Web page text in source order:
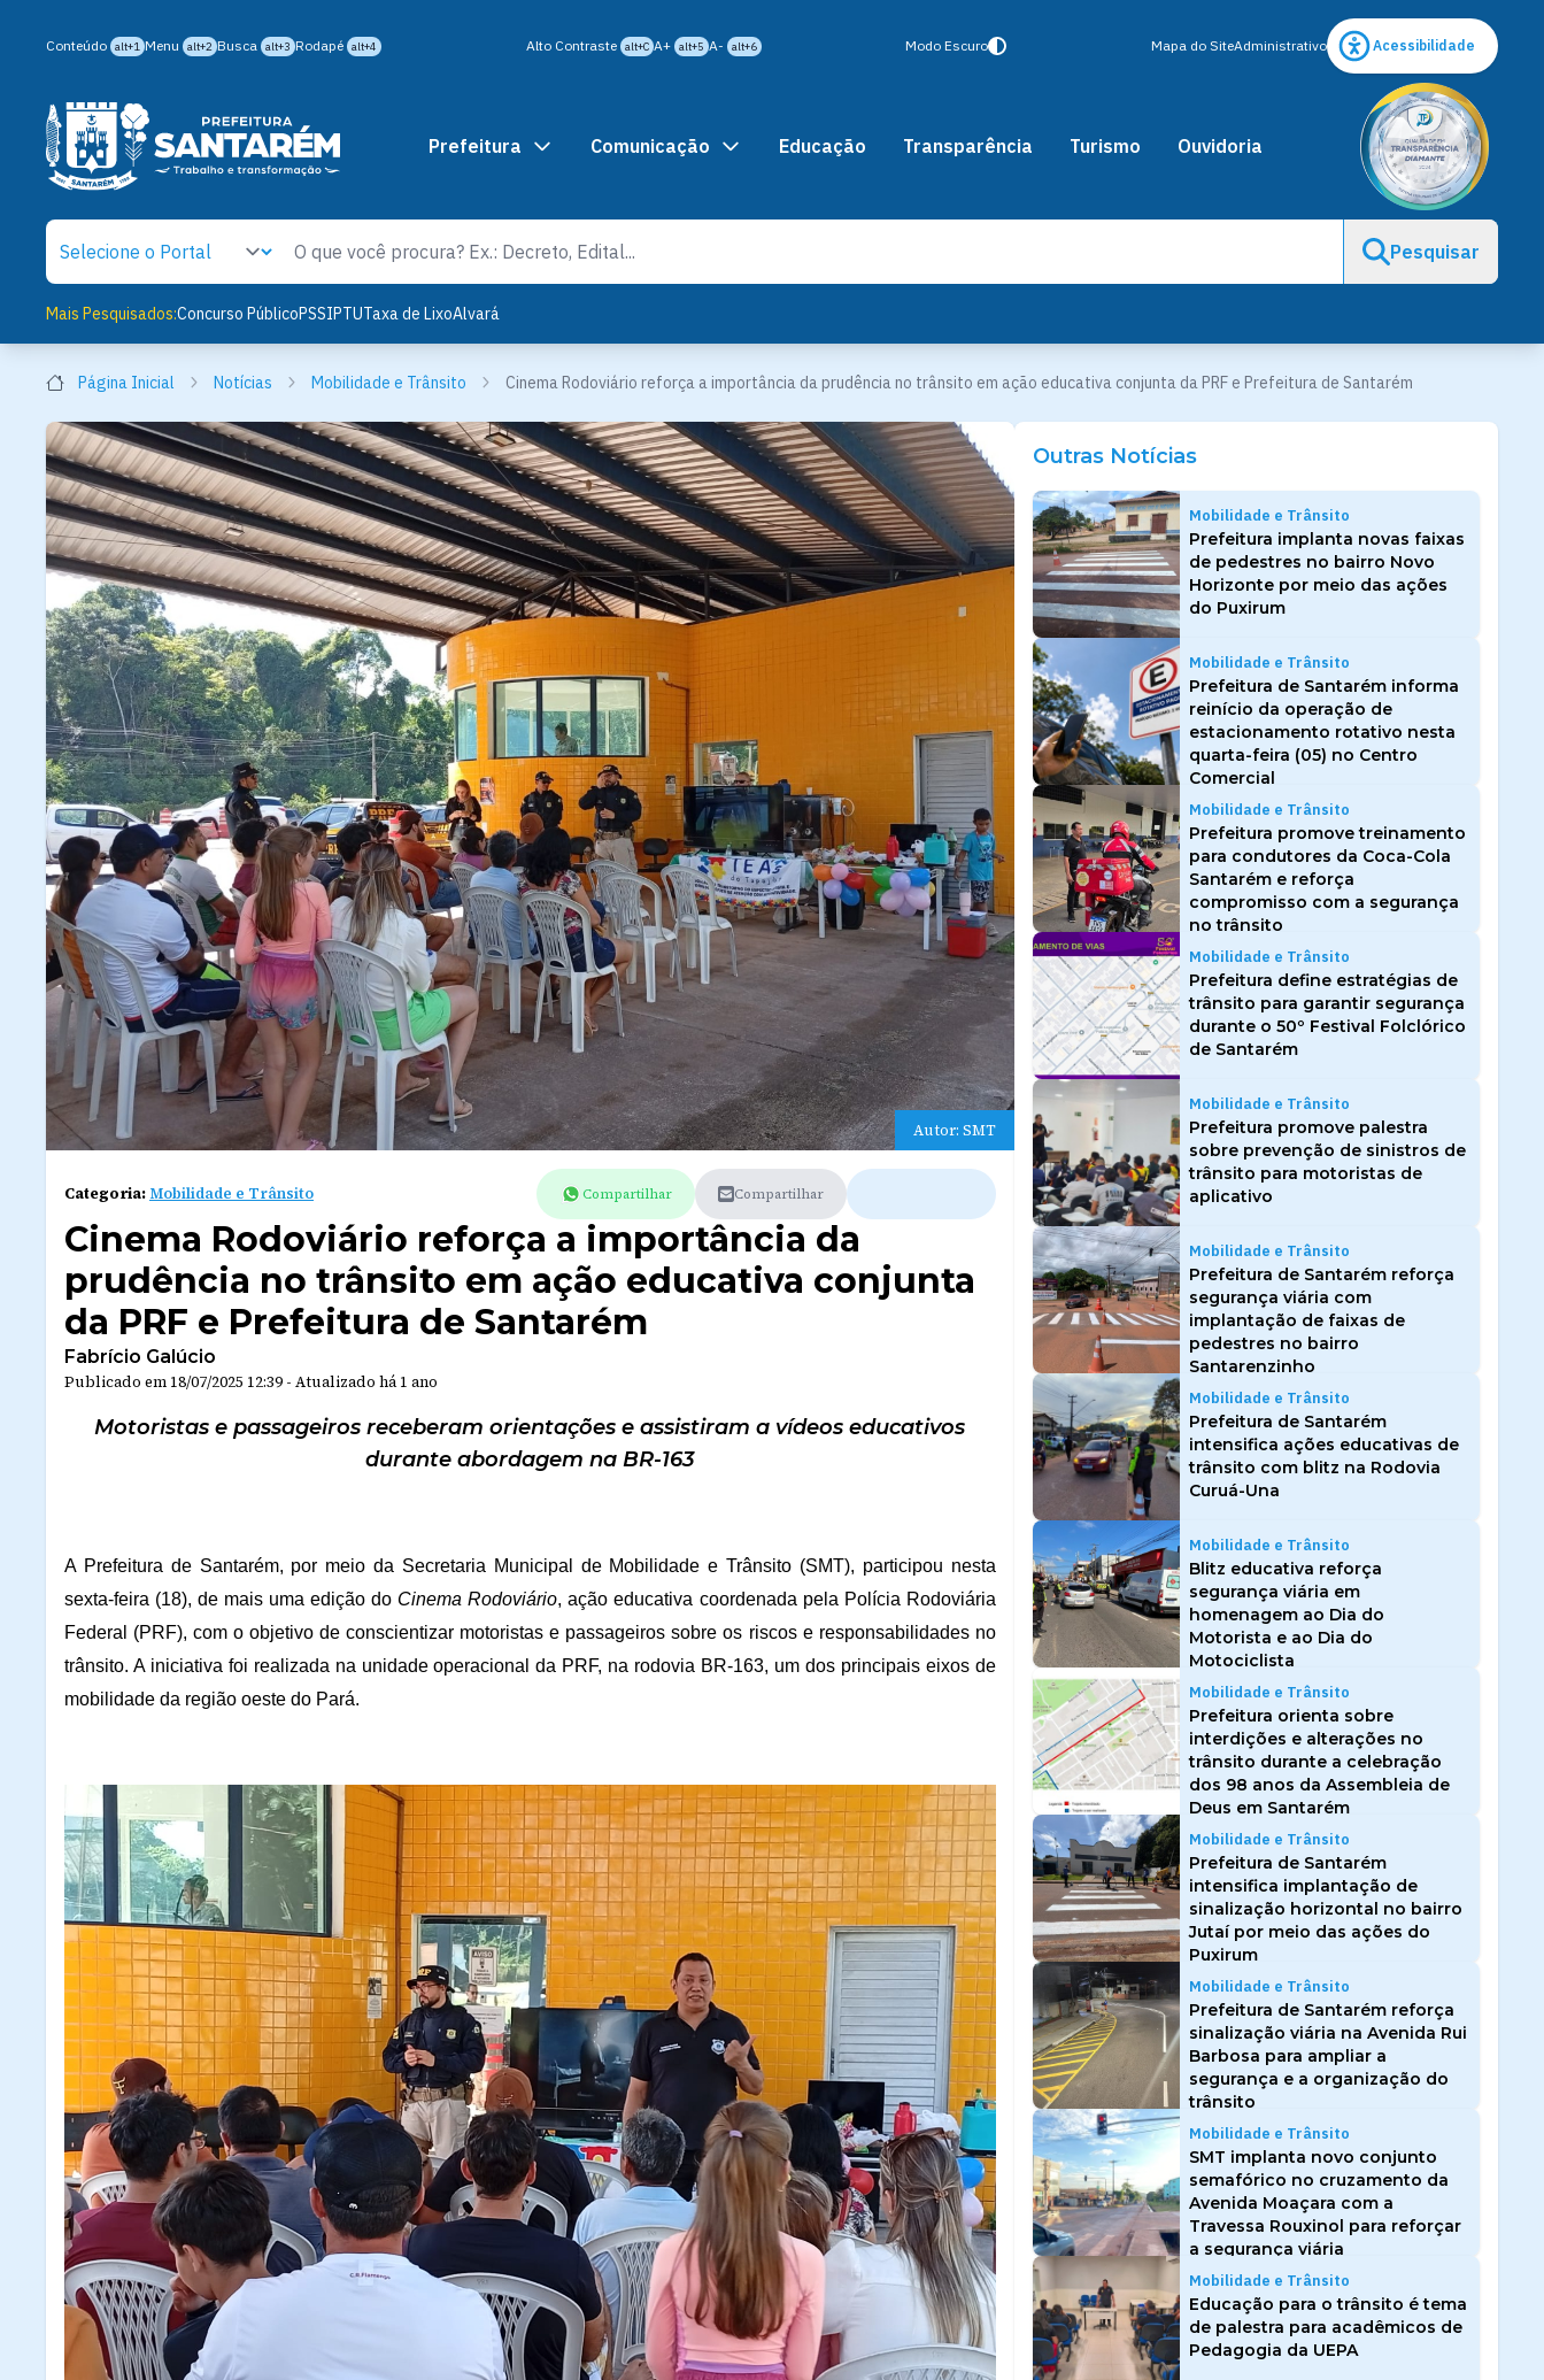
Conteúdo alt+1 Menu alt+2 Busca alt+3 Rodapé alt+4 Alto Contraste alt+C A+ alt+5 A- alt+6 Modo Escuro Mapa do SiteAdministrativo Acessibilidade
Prefeitura Comunicação Educação Transparência Turismo Ouvidoria
Pesquisar
Mais Pesquisados:Concurso PúblicoPSSIPTUTaxa de LixoAlvará
Página Inicial Notícias Mobilidade e Trânsito Cinema Rodoviário reforça a importância da prudência no trânsito em ação educativa conjunta da PRF e Prefeitura de Santarém
Autor: SMT
Categoria:Mobilidade e Trânsito Compartilhar Compartilhar
Cinema Rodoviário reforça a importância da
prudência no trânsito em ação educativa conjunta
da PRF e Prefeitura de Santarém
Fabrício Galúcio
Publicado em 18/07/2025 12:39 - Atualizado há 1 ano
Motoristas e passageiros receberam orientações e assistiram a vídeos educativos
durante abordagem na BR-163
A Prefeitura de Santarém, por meio da Secretaria Municipal de Mobilidade e Trânsito (SMT), participou nesta
sexta-feira (18), de mais uma edição do Cinema Rodoviário, ação educativa coordenada pela Polícia Rodoviária
Federal (PRF), com o objetivo de conscientizar motoristas e passageiros sobre os riscos e responsabilidades no
trânsito. A iniciativa foi realizada na unidade operacional da PRF, na rodovia BR-163, um dos principais eixos de
mobilidade da região oeste do Pará.
Outras Notícias
Mobilidade e Trânsito
Prefeitura implanta novas faixas
de pedestres no bairro Novo
Horizonte por meio das ações
do Puxirum
Mobilidade e Trânsito
Prefeitura de Santarém informa
reinício da operação de
estacionamento rotativo nesta
quarta-feira (05) no Centro
Comercial
Mobilidade e Trânsito
Prefeitura promove treinamento
para condutores da Coca-Cola
Santarém e reforça
compromisso com a segurança
no trânsito
Mobilidade e Trânsito
Prefeitura define estratégias de
trânsito para garantir segurança
durante o 50º Festival Folclórico
de Santarém
Mobilidade e Trânsito
Prefeitura promove palestra
sobre prevenção de sinistros de
trânsito para motoristas de
aplicativo
Mobilidade e Trânsito
Prefeitura de Santarém reforça
segurança viária com
implantação de faixas de
pedestres no bairro
Santarenzinho
Mobilidade e Trânsito
Prefeitura de Santarém
intensifica ações educativas de
trânsito com blitz na Rodovia
Curuá-Una
Mobilidade e Trânsito
Blitz educativa reforça
segurança viária em
homenagem ao Dia do
Motorista e ao Dia do
Motociclista
Mobilidade e Trânsito
Prefeitura orienta sobre
interdições e alterações no
trânsito durante a celebração
dos 98 anos da Assembleia de
Deus em Santarém
Mobilidade e Trânsito
Prefeitura de Santarém
intensifica implantação de
sinalização horizontal no bairro
Jutaí por meio das ações do
Puxirum
Mobilidade e Trânsito
Prefeitura de Santarém reforça
sinalização viária na Avenida Rui
Barbosa para ampliar a
segurança e a organização do
trânsito
Mobilidade e Trânsito
SMT implanta novo conjunto
semafórico no cruzamento da
Avenida Moaçara com a
Travessa Rouxinol para reforçar
a segurança viária
Mobilidade e Trânsito
Educação para o trânsito é tema
de palestra para acadêmicos de
Pedagogia da UEPA